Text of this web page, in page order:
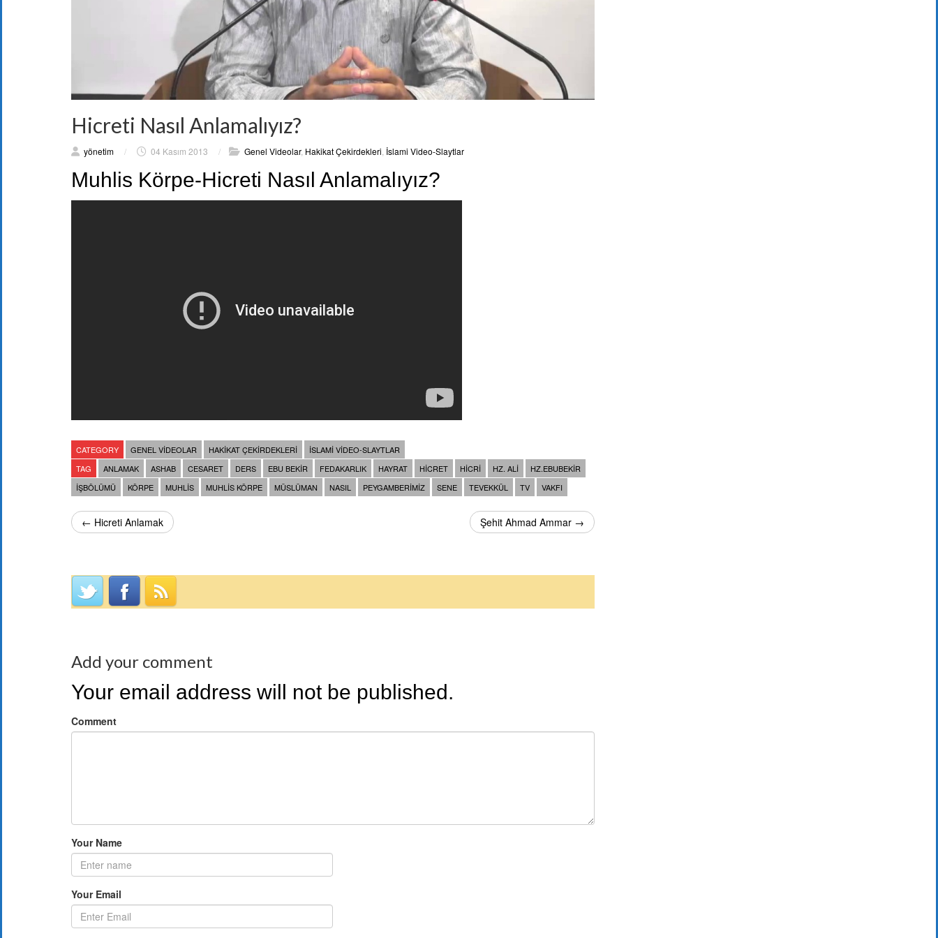
Hicreti Nasıl Anlamalıyız?
yönetim / 04 Kasım 2013 / Genel Videolar, Hakikat Çekirdekleri İslami Video-Slaytlar
Muhlis Körpe-Hicreti Nasıl Anlamalıyız?
CATEGORY GENEL VIDEOLAR HAKIKAT ÇEKIRDEKLERI
İSLAMI VIDEO-SLAYTLAR
TAG
ANLAMAK ASHAB CESARET DERS EBU BEKIR FEDAKARLIK HAYRAT HICRET HICRI HZ. ALI
HZ.EBUBEKIR
IŞBÖLÜMÜ
KÖRPE MUHLIS MUHLIS KÖRPE MÜSLÜMAN NASIL PEYGAMBERIMIZ SENE TEVEKKÜL TV VAKFI
← Hicreti Anlamak Şehit Ahmad Ammar →
Add your comment
Your email address will not be published.
Comment
Your Name
Your Email